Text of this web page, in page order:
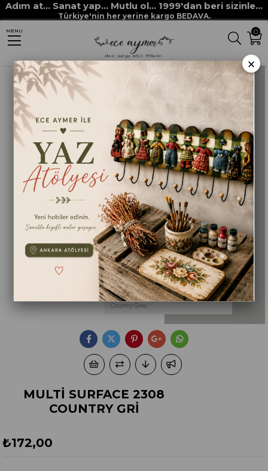
Adım at... Sanat yap... Mutlu ol... 1999'dan beri sizinle...
Türkiye'nin her yerine kargo BEDAVA.
0
MENU
Anasayfa HOBİ BOYALARI MULTİ SURFACE her yüzey boyaları
MULTİ SURFACE 2308 COUNTRY GRİ
MULTİ SURFACE 2308
COUNTRY GRİ
₺172,00
×